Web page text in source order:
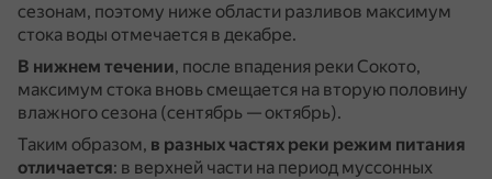
сезонам, поэтому ниже области разливов максимум
стока воды отмечается в декабре.
В нижнем течении, после впадения реки Сокото,
максимум стока вновь смещается на вторую половину
влажного сезона (сентябрь — октябрь).
Таким образом, в разных частях реки режим питания
отличается: в верхней части на период муссонных